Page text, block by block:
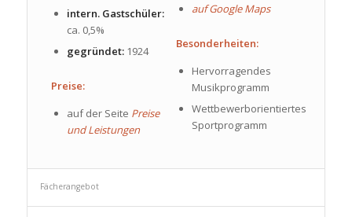
intern. Gastschüler:
ca. 0,5%
gegründet: 1924
Preise:
auf der Seite Preise
und Leistungen
auf Google Maps
Besonderheiten:
Hervorragendes
Musikprogramm
Wettbewerborientiertes
Sportprogramm
Fächerangebot